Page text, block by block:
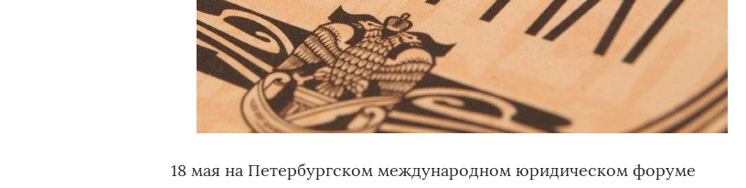
18 мая на Петербургском международном юридическом форуме